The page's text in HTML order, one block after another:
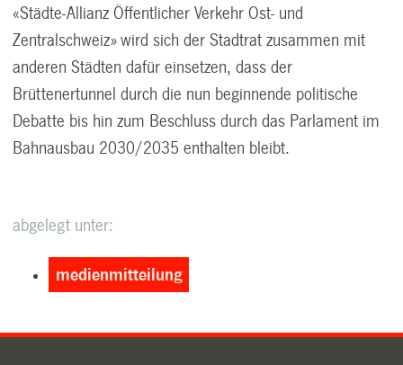
«Städte-Allianz Öffentlicher Verkehr Ost- und
Zentralschweiz» wird sich der Stadtrat zusammen mit
anderen Städten dafür einsetzen, dass der
Brüttenertunnel durch die nun beginnende politische
Debatte bis hin zum Beschluss durch das Parlament im
Bahnausbau 2030/2035 enthalten bleibt.
abgelegt unter:
medienmitteilung